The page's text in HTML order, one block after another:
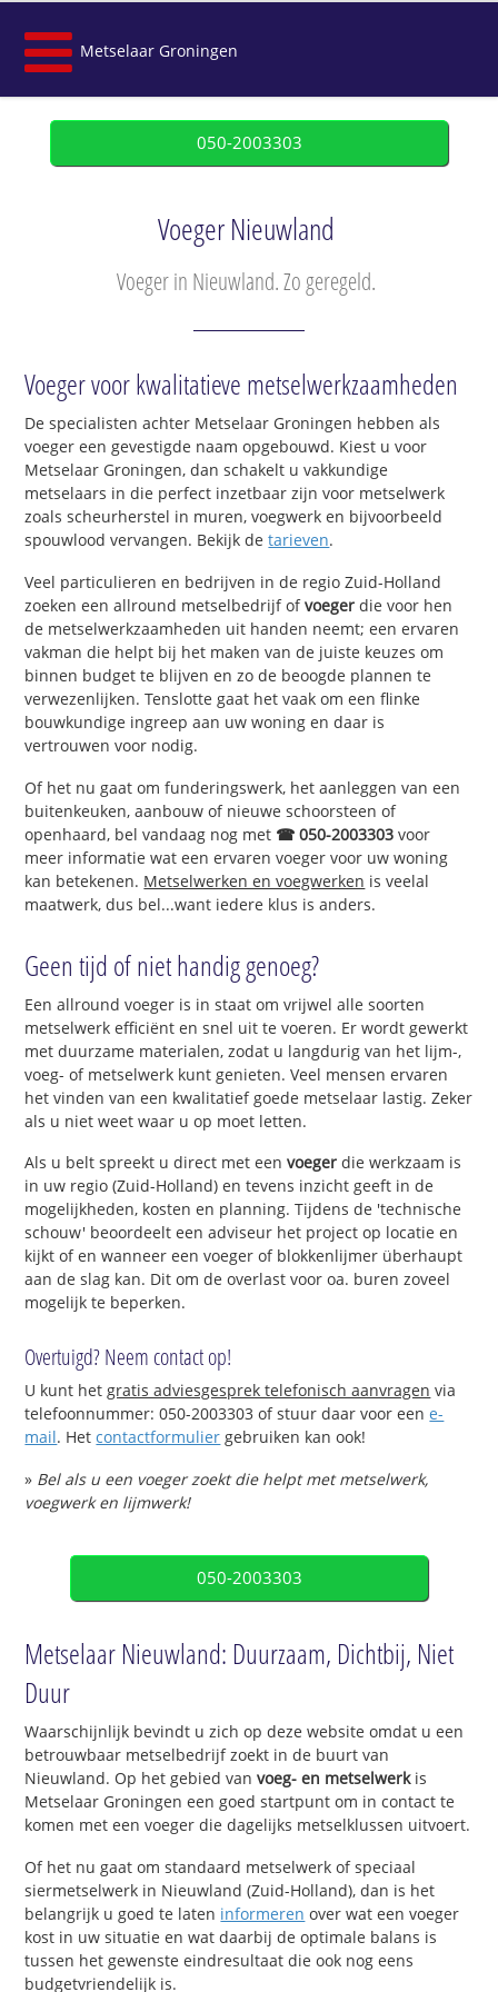
Metselaar Groningen
050-2003303
Voeger Nieuwland
Voeger in Nieuwland. Zo geregeld.
Voeger voor kwalitatieve metselwerkzaamheden
De specialisten achter Metselaar Groningen hebben als
voeger een gevestigde naam opgebouwd. Kiest u voor
Metselaar Groningen, dan schakelt u vakkundige
metselaars in die perfect inzetbaar zijn voor metselwerk
zoals scheurherstel in muren, voegwerk en bijvoorbeeld
spouwlood vervangen. Bekijk detarieven.
Veel particulieren en bedrijven in de regio Zuid-Holland
zoeken een allround metselbedrijf ofvoeger die voor hen
de metselwerkzaamheden uit handen neemt; een ervaren
vakman die helpt bij het maken van de juiste keuzes om
binnen budget te blijven en zo de beoogde plannen te
verwezenlijken. Tenslotte gaat het vaak om een flinke
bouwkundige ingreep aan uw woning en daar is
vertrouwen voor nodig.
Of het nu gaat om funderingswerk, het aanleggen van een
buitenkeuken, aanbouw of nieuwe schoorsteen of
openhaard, bel vandaag nog met ☎ 050-2003303 voor
meer informatie wat een ervaren voeger voor uw woning
kan betekenen. Metselwerken en voegwerken is veelal
maatwerk, dus bel...want iedere klus is anders.
Geen tijd of niet handig genoeg?
Een allround voeger is in staat om vrijwel alle soorten
metselwerk efficiënt en snel uit te voeren. Er wordt gewerkt
met duurzame materialen, zodat u langdurig van het lijm-,
voeg- of metselwerk kunt genieten. Veel mensen ervaren
het vinden van een kwalitatief goede metselaar lastig. Zeker
als u niet weet waar u op moet letten.
Als u belt spreekt u direct met eenvoeger die werkzaam is
in uw regio (Zuid-Holland) en tevens inzicht geeft in de
mogelijkheden, kosten en planning. Tijdens de 'technische
schouw' beoordeelt een adviseur het project op locatie en
kijkt of en wanneer een voeger of blokkenlijmer überhaupt
aan de slag kan. Dit om de overlast voor oa. buren zoveel
mogelijk te beperken.
Overtuigd? Neem contact op!
U kunt hetgratis adviesgesprek telefonisch aanvragen via
telefoonnummer: 050-2003303 of stuur daar voor eene-
mail. Hetcontactformulier gebruiken kan ook!
» Bel als u een voeger zoekt die helpt met metselwerk,
voegwerk en lijmwerk!
050-2003303
Metselaar Nieuwland: Duurzaam, Dichtbij, Niet
Duur
Waarschijnlijk bevindt u zich op deze website omdat u een
betrouwbaar metselbedrijf zoekt in de buurt van
Nieuwland. Op het gebied van voeg- en metselwerkis
Metselaar Groningen een goed startpunt om in contact te
komen met een voeger die dagelijks metselklussen uitvoert.
Of het nu gaat om standaard metselwerk of speciaal
siermetselwerk in Nieuwland (Zuid-Holland), dan is het
belangrijk u goed te laten informeren over wat een voeger
kost in uw situatie en wat daarbij de optimale balans is
tussen het gewenste eindresultaat die ook nog eens
budgetvriendelijk is.